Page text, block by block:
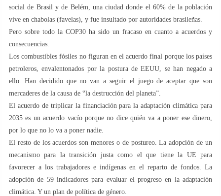
social de Brasil y de Belém, una ciudad donde el 60% de la población
vive en chabolas (favelas), y fue insultado por autoridades brasileñas.
Pero sobre todo la COP30 ha sido un fracaso en cuanto a acuerdos y
consecuencias.
Los combustibles fósiles no figuran en el acuerdo final porque los países
petroleros, envalentonados por la postura de EEUU, se han negado a
ello. Han decidido que no van a seguir el juego de aceptar que son
mercaderes de la causa de ‟la destrucción del planeta”.
El acuerdo de triplicar la financiación para la adaptación climática para
2035 es un acuerdo vacío porque no dice quién va a poner ese dinero,
por lo que no lo va a poner nadie.
El resto de los acuerdos son menores o de postureo. La adopción de un
mecanismo para la transición justa como el que tiene la UE para
favorecer a los trabajadores e indígenas en el reparto de fondos. La
adopción de 59 indicadores para evaluar el progreso en la adaptación
climática. Y un plan de política de género.